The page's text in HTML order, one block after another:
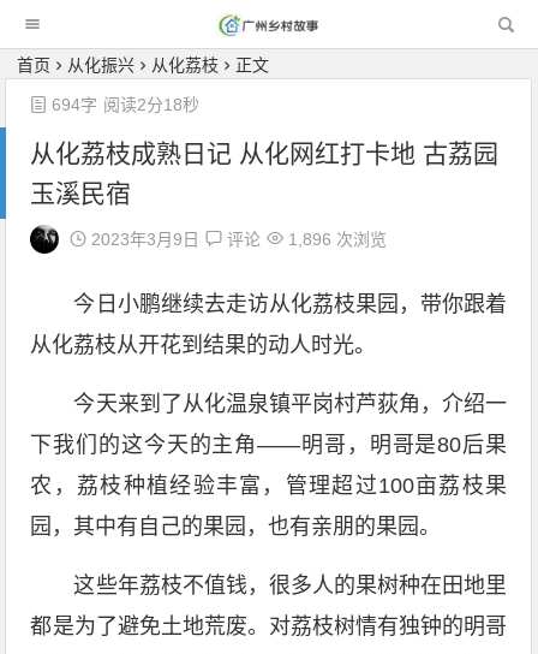
首页 从化振兴 从化荔枝 正文
从化荔枝成熟日记 从化网红打卡地 古荔园
玉溪民宿
2023年3月9日 评论 1,896 次浏览
694字 阅读2分18秒
今日小鹏继续去走访从化荔枝果园，带你跟着
从化荔枝从开花到结果的动人时光。
今天来到了从化温泉镇平岗村芦荻角，介绍一
下我们的这今天的主角——明哥，明哥是80后果
农，荔枝种植经验丰富，管理超过100亩荔枝果
园，其中有自己的果园，也有亲朋的果园。
这些年荔枝不值钱，很多人的果树种在田地里
都是为了避免土地荒废。对荔枝树情有独钟的明哥